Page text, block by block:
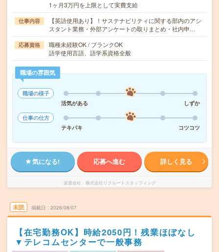
1ヶ月3万円を上限として実費支給
仕事内容
【英語使用あり】！サステナビリティに関する部内のアシ
スタント業務・外部アンケートの取りまとめ・社内申…
応募資格
職種未経験OK / ブランクOK
語学使用言語、語学系資格全般
職場の雰囲気
職場の様子
活気がある
しずか
仕事の仕方
テキパキ
コツコツ
気になる! 応募へ進む 詳しく見る
派遣会社 株式会社リクルートスタッフィング
未読 掲載日 2026/08/07
【在宅勤務OK】時給2050円！残業ほぼなし
▼テレコムセンターで一般事務